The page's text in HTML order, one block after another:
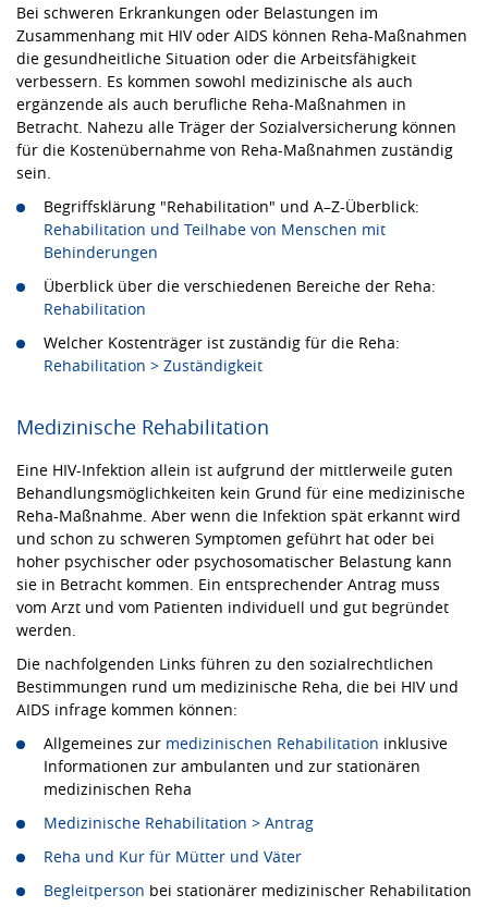
Bei schweren Erkrankungen oder Belastungen im
Zusammenhang mit HIV oder AIDS können Reha-Maßnahmen
die gesundheitliche Situation oder die Arbeitsfähigkeit
verbessern. Es kommen sowohl medizinische als auch
ergänzende als auch berufliche Reha-Maßnahmen in
Betracht. Nahezu alle Träger der Sozialversicherung können
für die Kostenübernahme von Reha-Maßnahmen zuständig
sein.
Begriffsklärung "Rehabilitation" und A–Z-Überblick:
Rehabilitation und Teilhabe von Menschen mit
Behinderungen
Überblick über die verschiedenen Bereiche der Reha:
Rehabilitation
Welcher Kostenträger ist zuständig für die Reha:
Rehabilitation > Zuständigkeit
Medizinische Rehabilitation
Eine HIV-Infektion allein ist aufgrund der mittlerweile guten
Behandlungsmöglichkeiten kein Grund für eine medizinische
Reha-Maßnahme. Aber wenn die Infektion spät erkannt wird
und schon zu schweren Symptomen geführt hat oder bei
hoher psychischer oder psychosomatischer Belastung kann
sie in Betracht kommen. Ein entsprechender Antrag muss
vom Arzt und vom Patienten individuell und gut begründet
werden.
Die nachfolgenden Links führen zu den sozialrechtlichen
Bestimmungen rund um medizinische Reha, die bei HIV und
AIDS infrage kommen können:
Allgemeines zur medizinischen Rehabilitation inklusive
Informationen zur ambulanten und zur stationären
medizinischen Reha
Medizinische Rehabilitation > Antrag
Reha und Kur für Mütter und Väter
Begleitperson bei stationärer medizinischer Rehabilitation